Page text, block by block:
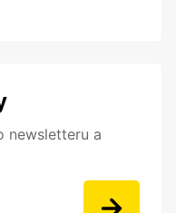
newsletteru a